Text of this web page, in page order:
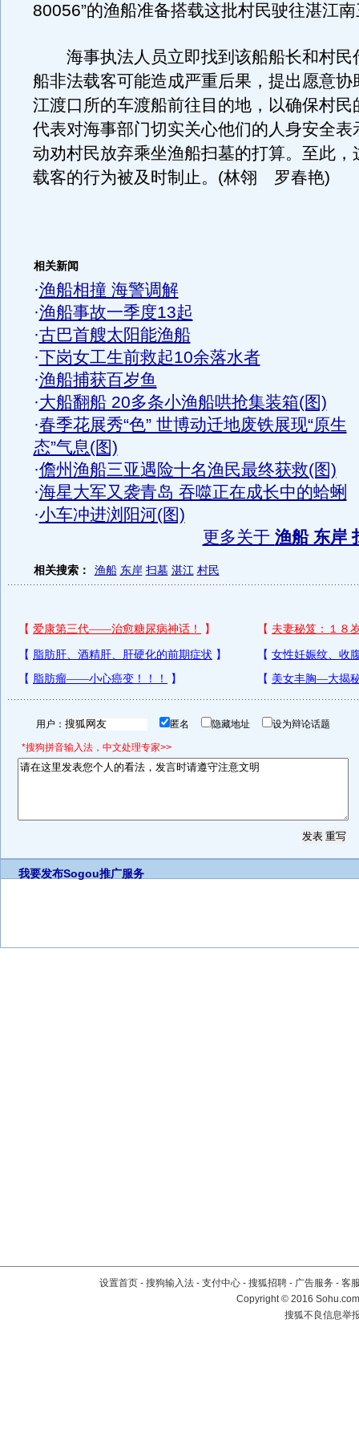
80056”的渔船准备搭载这批村民驶往湛江
海事执法人员立即找到该船船长和村民
船非法载客可能造成严重后果，提出愿意协
江渡口所的车渡船前往目的地，以确保村民
代表对海事部门切实关心他们的人身安全表
动劝村民放弃乘坐渔船扫墓的打算。至此，
载客的行为被及时制止。(林翎 罗春艳)
相关新闻
·渔船相撞 海警调解
·渔船事故一季度13起
·古巴首艘太阳能渔船
·下岗女工生前救起10余落水者
·渔船捕获百岁鱼
·大船翻船 20多条小渔船哄抢集装箱(图)
·春季花展秀“色” 世博动迁地废铁展现“原生
态”气息(图)
·儋州渔船三亚遇险十名渔民最终获救(图)
·海星大军又袭青岛 吞噬正在成长中的蛤蜊
·小车冲进浏阳河(图)
更多关于 渔船 东岸
相关搜索： 渔船 东岸 扫墓 湛江 村民
用户： 匿名 隐藏地址 设为辩论话题
*搜狗拼音输入法，中文处理专家>>
我要发布Sogou推广服务
设置首页 - 搜狗输入法 - 支付中心 - 搜狐招聘 - 广告服务 - 客
Copyright©2016
搜狐不良信息举